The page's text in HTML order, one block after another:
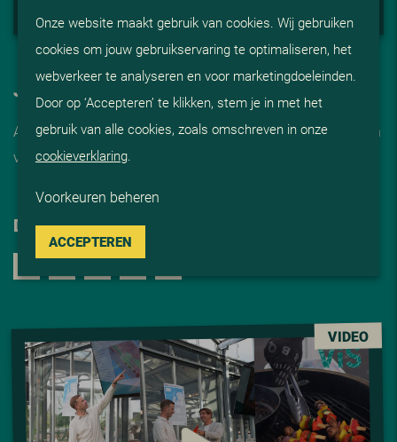
JOB ALERT
Automatisch op de hoogte van onze vacatures? Schrijf je in
voor dejob alert
DELEN
VIDEO
Onze website maakt gebruik van cookies. Wij gebruiken
cookies om jouw gebruikservaring te optimaliseren, het
webverkeer te analyseren en voor marketingdoeleinden.
Door op ‘Accepteren’ te klikken, stem je in met het
gebruik van alle cookies, zoals omschreven in onze
cookieverklaring
Voorkeuren beheren
ACCEPTEREN